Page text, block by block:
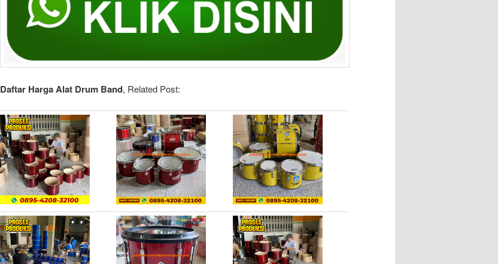
Daftar Harga Alat Drum Band, Related Post: